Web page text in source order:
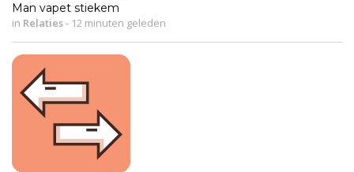
Man vapet stiekem
in Relaties- 12 minuten geleden